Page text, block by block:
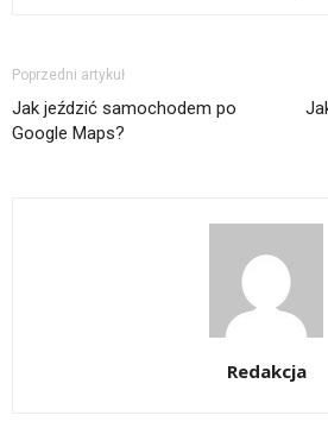
Poprzedni artykuł
Jak jeździć samochodem po
Google Maps?
Redakcja